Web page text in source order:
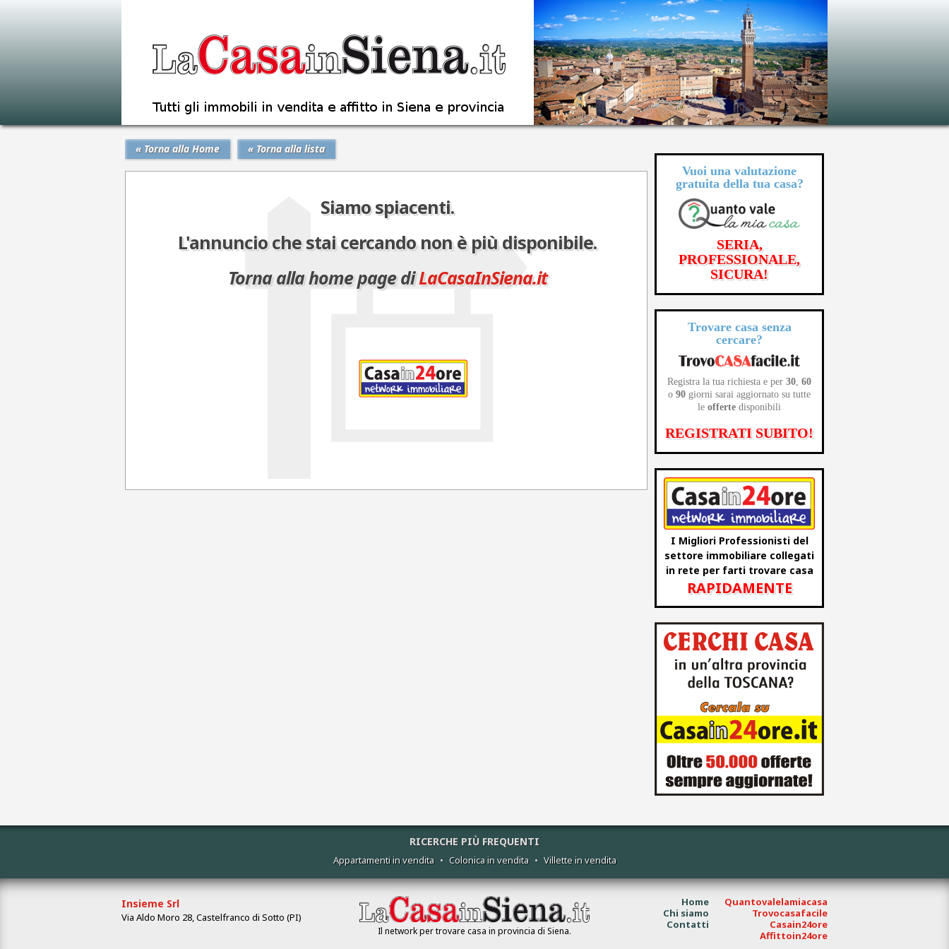
« Torna alla Home « Torna alla lista
Siamo spiacenti.
L'annuncio che stai cercando non è più disponibile.
Torna alla home page diLaCasaInSiena.it
Vuoi una valutazione
gratuitadella tua casa?
SERIA,
PROFESSIONALE,
SICURA!
Trovare casa senza
cercare?
Registra la tua richiesta e per 30, 60
o 90 giorni sarai aggiornato su tutte
le offerte disponibili
REGISTRATI SUBITO!
I Migliori Professionisti del
settore immobiliare collegati
in rete per farti trovare casa
RAPIDAMENTE
RICERCHE PIÙ FREQUENTI
Appartamenti in vendita • Colonica in vendita • Villette in vendita
Insieme Srl
Via Aldo Moro 28, Castelfranco di Sotto (PI)
Il network per trovare casa in provincia di Siena.
Home
Chi siamo
Contatti
Quantovalelamiacasa
Trovocasafacile
Casain24ore
Affittoin24ore